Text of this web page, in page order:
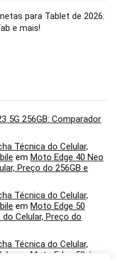
para Tablet de 2026:
e mais!
5G 256GB: Comparador
Técnica do Celular,
em Moto Edge 40 Neo
Preço do 256GB e
Técnica do Celular,
em Moto Edge 50
Celular, Preço do
Técnica do Celular,
Moto Edge 50 é